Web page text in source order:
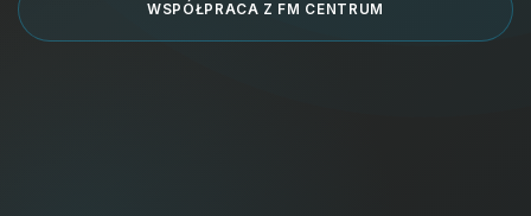
WSPÓŁPRACA Z FM CENTRUM